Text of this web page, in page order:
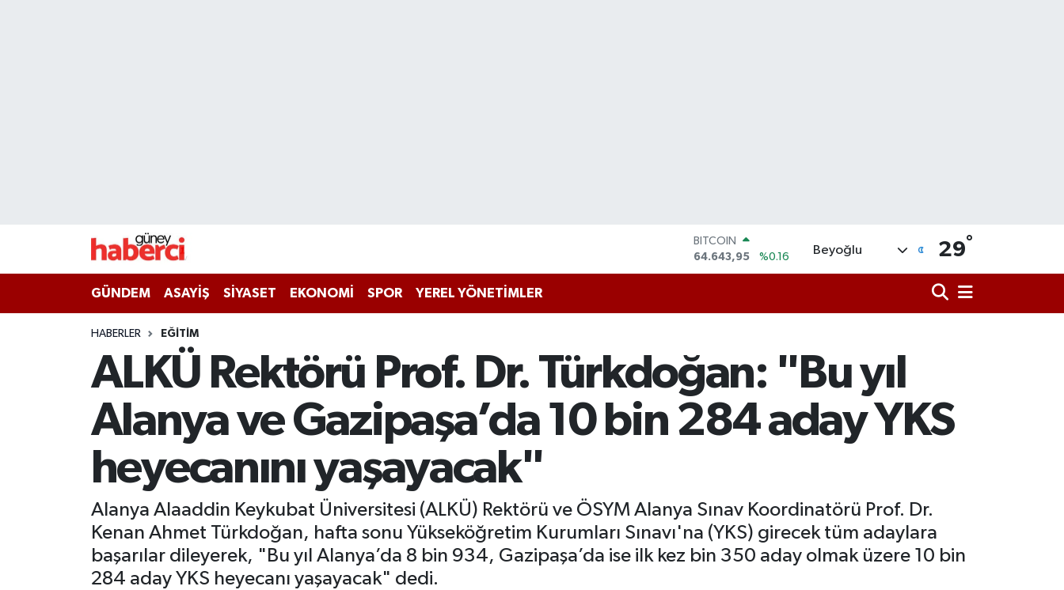
DOLAR
47,6006
%0.06
EURO
6500.87
BİST100
13.799
%70
Beyoğlu 29°
GÜNDEM ASAYİŞ SİYASET EKONOMİ SPOR YEREL YÖNETİMLER
HABERLER EĞİTİM
ALKÜ Rektörü Prof. Dr. Türkdoğan: "Bu yıl
Alanya ve Gazipaşa’da 10 bin 284 aday YKS
heyecanını yaşayacak"
Alanya Alaaddin Keykubat Üniversitesi (ALKÜ) Rektörü ve ÖSYM Alanya Sınav Koordinatörü Prof. Dr.
Kenan Ahmet Türkdoğan, hafta sonu Yükseköğretim Kurumları Sınavı'na (YKS) girecek tüm adaylara
başarılar dileyerek, "Bu yıl Alanya’da 8 bin 934, Gazipaşa’da ise ilk kez bin 350 aday olmak üzere 10 bin
284 aday YKS heyecanı yaşayacak" dedi.
Haber Arşivi